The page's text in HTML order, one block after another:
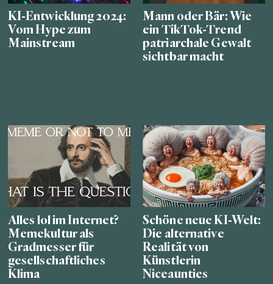
KI-Entwicklung 2024:
Vom Hype zum
Mainstream
Mann oder Bär: Wie
ein TikTok-Trend
patriarchale Gewalt
sichtbar macht
Alles lol im Internet?
Memekultur als
Gradmesser für
gesellschaftliches
Klima
Schöne neue KI-Welt:
Die alternative
Realität von
Künstlerin
Niceaunties